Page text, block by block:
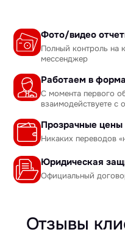
Фото/видео
Полный контроль на
мессенджер
Работаем в
С момента первого
взаимодействуете
Прозрачные цены
Никаких переводов
Юридическая
Официальный
Отзывы